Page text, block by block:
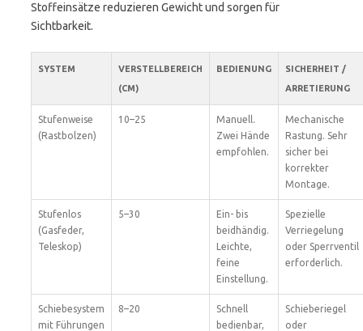
Stoffeinsätze reduzieren Gewicht und sorgen für
Sichtbarkeit.
SYSTEM
VERSTELLBEREICH
(CM)
BEDIENUNG
SICHERHEIT /
ARRETIERUNG
Stufenweise
(Rastbolzen)
10–25
Manuell.
Zwei Hände
empfohlen.
Mechanische
Rastung. Sehr
sicher bei
korrekter
Montage.
Stufenlos
(Gasfeder,
Teleskop)
5–30
Ein- bis
beidhändig.
Leichte,
feine
Einstellung.
Spezielle
Verriegelung
oder Sperrventil
erforderlich.
Schiebesystem
mit Führungen
8–20
Schnell
bedienbar,
Schieberiegel
oder